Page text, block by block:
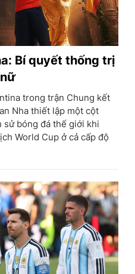
Bí quyết thống trị
trong trận Chung kết
Nha thiết lập một cột
sử bóng đá thế giới khi
World Cup ở cả cấp độ